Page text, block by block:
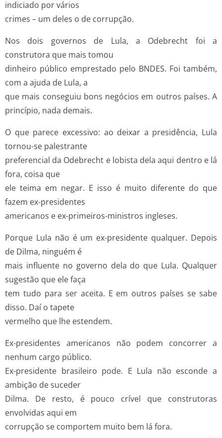
indiciado por vários
crimes – um deles o de corrupção.
Nos dois governos de Lula, a Odebrecht foi a
construtora que mais tomou
dinheiro público emprestado pelo BNDES. Foi também,
com a ajuda de Lula, a
que mais conseguiu bons negócios em outros países. A
princípio, nada demais.
O que parece excessivo: ao deixar a presidência, Lula
tornou-se palestrante
preferencial da Odebrecht e lobista dela aqui dentro e lá
fora, coisa que
ele teima em negar. E isso é muito diferente do que
fazem ex-presidentes
americanos e ex-primeiros-ministros ingleses.
Porque Lula não é um ex-presidente qualquer. Depois
de Dilma, ninguém é
mais influente no governo dela do que Lula. Qualquer
sugestão que ele faça
tem tudo para ser aceita. E em outros países se sabe
disso. Daí o tapete
vermelho que lhe estendem.
Ex-presidentes americanos não podem concorrer a
nenhum cargo público.
Ex-presidente brasileiro pode. E Lula não esconde a
ambição de suceder
Dilma. De resto, é pouco crível que construtoras
envolvidas aqui em
corrupção se comportem muito bem lá fora.